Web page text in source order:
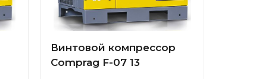
Винтовой компрессор
Comprag F-07 13